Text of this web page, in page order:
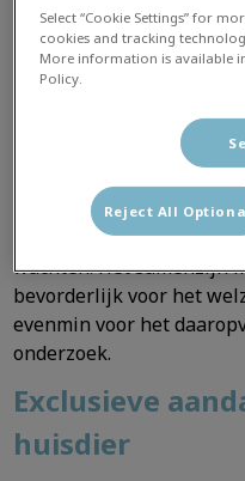
Zaterdag: 08u30 tot
Tijdens de
Minder stress
Door op afspraak te
voor uw huisdier die
wachten. Het samenzijn
bevorderlijk voor het
evenmin voor het
onderzoek.
Exclusieve
huisdier
Select “Cookie Settings” for
cookies and tracking
More information is available
Policy.
Reject All